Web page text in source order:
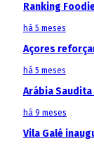
Ranking
há 5 meses
Açores
há 5 meses
Arábia
há 9 meses
Vila Galé